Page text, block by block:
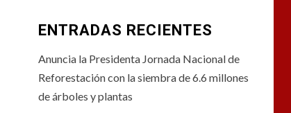
ENTRADAS RECIENTES
Anuncia la Presidenta Jornada Nacional de
Reforestación con la siembra de 6.6 millones
de árboles y plantas